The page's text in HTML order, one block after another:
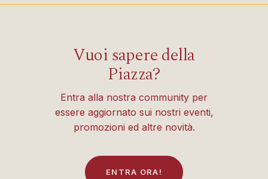
Vuoi sapere della
Piazza?
Entra alla nostra community per
essere aggiornato sui nostri eventi,
promozioni ed altre novità.
EN TRA ORA!